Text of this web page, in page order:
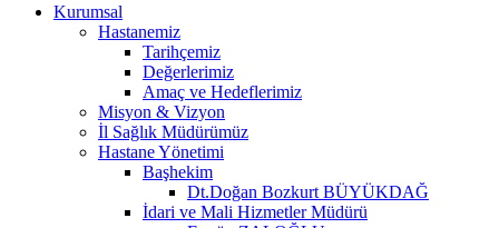
Kurumsal
Hastanemiz
Tarihçemiz
Değerlerimiz
Amaç ve Hedeflerimiz
Misyon & Vizyon
İl Sağlık Müdürümüz
Hastane Yönetimi
Başhekim
Dt.Doğan Bozkurt BÜYÜKDAĞ
İdari ve Mali Hizmetler Müdürü